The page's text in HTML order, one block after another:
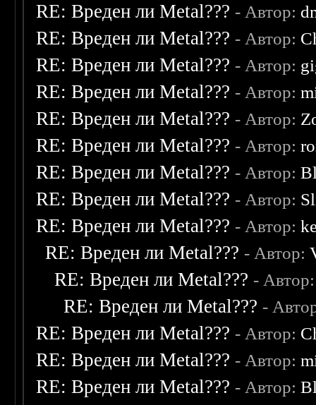
RE: Вреден ли Metal??? - Автор:
RE: Вреден ли Metal??? - Автор:
RE: Вреден ли Metal??? - Автор:
RE: Вреден ли Metal??? - Автор:
RE: Вреден ли Metal??? - Автор:
RE: Вреден ли Metal??? - Автор:
RE: Вреден ли Metal??? - Автор:
RE: Вреден ли Metal??? - Автор:
RE: Вреден ли Metal??? - Автор:
RE: Вреден ли Metal??? - Автор:
RE: Вреден ли Metal??? -
RE: Вреден ли Metal??? -
RE: Вреден ли Metal??? - Автор:
RE: Вреден ли Metal??? - Автор:
RE: Вреден ли Metal??? - Автор: